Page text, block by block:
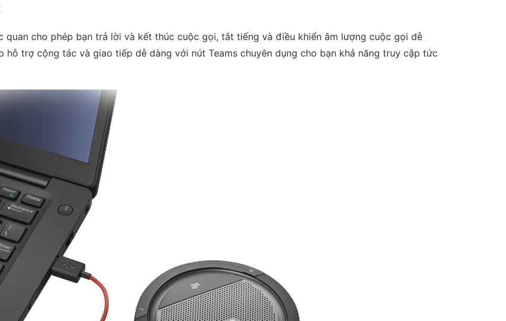
quan cho phép bạn trả lời và kết thúc cuộc gọi, tắt tiếng và điều khiển âm lượng cuộc gọi dễ
hỗ trợ cộng tác và giao tiếp dễ dàng với nút Teams chuyên dụng cho bạn khả năng truy cập tức